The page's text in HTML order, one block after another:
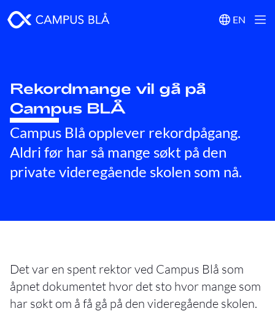
EN
Rekordmange vil gå på
Campus BLÅ
Campus Blå opplever rekordpågang.
Aldri før har så mange søkt på den
private videregående skolen som nå.
Det var en spent rektor ved Campus Blå som
åpnet dokumentet hvor det sto hvor mange som
har søkt om å få gå på den videregående skolen.